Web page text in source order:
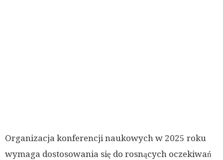
Organizacja konferencji naukowych w 2025 roku
wymaga dostosowania się do rosnących oczekiwań